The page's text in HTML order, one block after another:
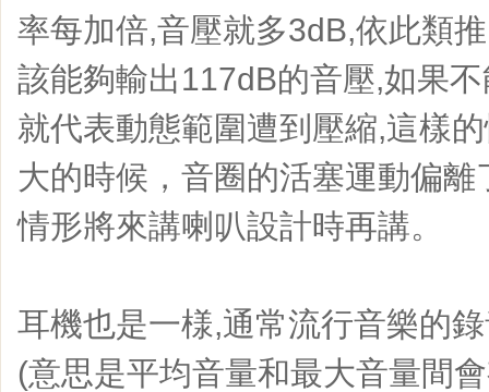
率每加倍,音壓就多3dB,依此類
該能夠輸出117dB的音壓,如果
就代表動態範圍遭到壓縮,這樣
大的時候，音圈的活塞運動偏
情形將來講喇叭設計時再講。
耳機也是一様,通常流行音樂的
(意思是平均音量和最大音量間